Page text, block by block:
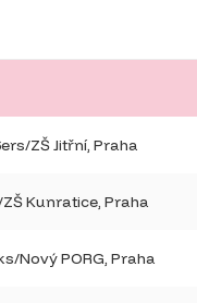
ZŠ Jitřní, Praha
Kunratice, Praha
Nový PORG, Praha